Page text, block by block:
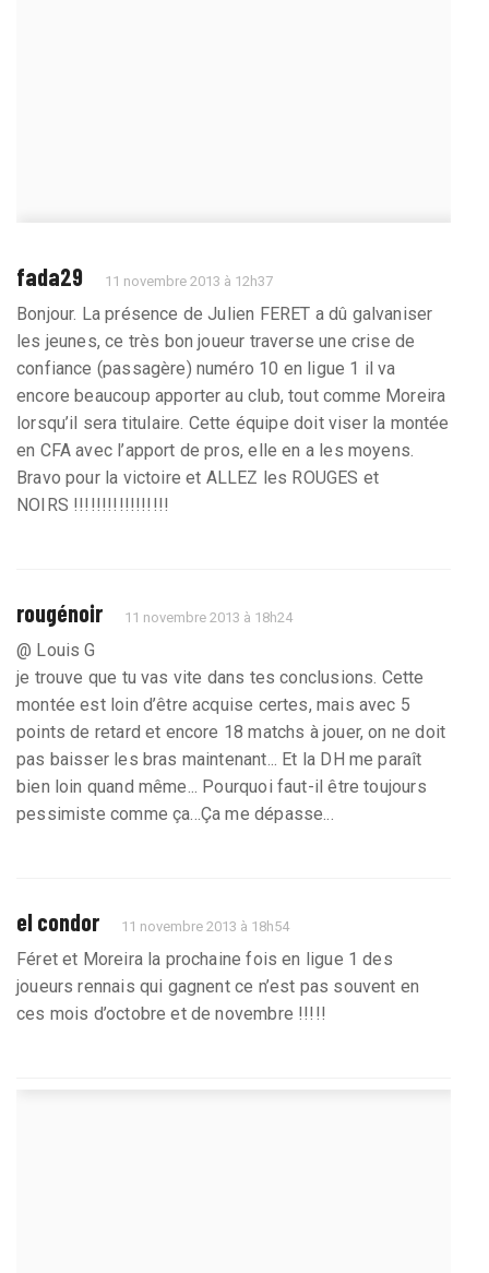
fada29 11 novembre 2013 à 12h37
Bonjour. La présence de Julien FERET a dû galvaniser
les jeunes, ce très bon joueur traverse une crise de
confiance (passagère) numéro 10 en ligue 1 il va
encore beaucoup apporter au club, tout comme Moreira
lorsqu’il sera titulaire. Cette équipe doit viser la montée
en CFA avec l’apport de pros, elle en a les moyens.
Bravo pour la victoire et ALLEZ les ROUGES et
NOIRS !!!!!!!!!!!!!!!!!
rougénoir 11 novembre 2013 à 18h24
@ Louis G
je trouve que tu vas vite dans tes conclusions. Cette
montée est loin d’être acquise certes, mais avec 5
points de retard et encore 18 matchs à jouer, on ne doit
pas baisser les bras maintenant... Et la DH me paraît
bien loin quand même... Pourquoi faut-il être toujours
pessimiste comme ça...Ça me dépasse...
el condor 11 novembre 2013 à 18h54
Féret et Moreira la prochaine fois en ligue 1 des
joueurs rennais qui gagnent ce n’est pas souvent en
ces mois d’octobre et de novembre !!!!!